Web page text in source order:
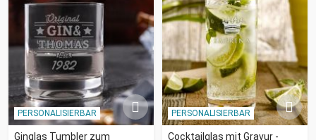
PERSONALISIERBAR
Ginglas Tumbler zum
PERSONALISIERBAR
Cocktailglas mit Gravur -